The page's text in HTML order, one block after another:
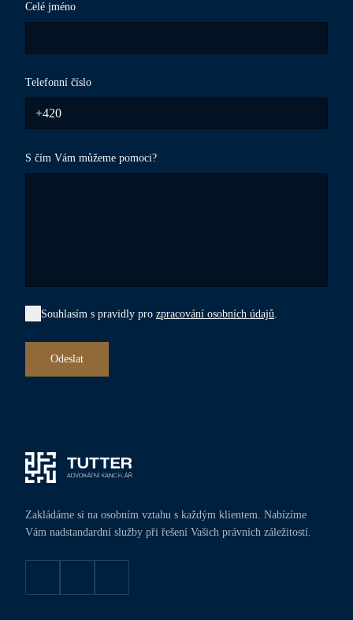
Celé jméno
Telefonní číslo
S čím Vám můžeme pomoci?
Souhlasím s pravidly pro zpracování osobních údajů.
Odeslat
Zakládáme si na osobním vztahu s každým klientem. Nabízíme
Vám nadstandardní služby při řešení Vašich právních záležitostí.